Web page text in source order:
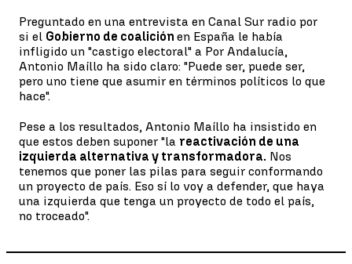
Preguntado en una entrevista en Canal Sur radio por
si el Gobierno de coalición en España le había
infligido un "castigo electoral" a Por Andalucía,
Antonio Maíllo ha sido claro: "Puede ser, puede ser,
pero uno tiene que asumir en términos políticos lo que
hace".
Pese a los resultados, Antonio Maíllo ha insistido en
que estos deben suponer "la reactivación de una
izquierda alternativa y transformadora. Nos
tenemos que poner las pilas para seguir conformando
un proyecto de país. Eso sí lo voy a defender, que haya
una izquierda que tenga un proyecto de todo el país,
no troceado".